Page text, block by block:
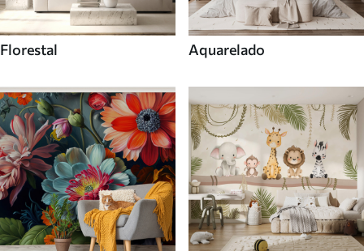
Florestal Aquarelado